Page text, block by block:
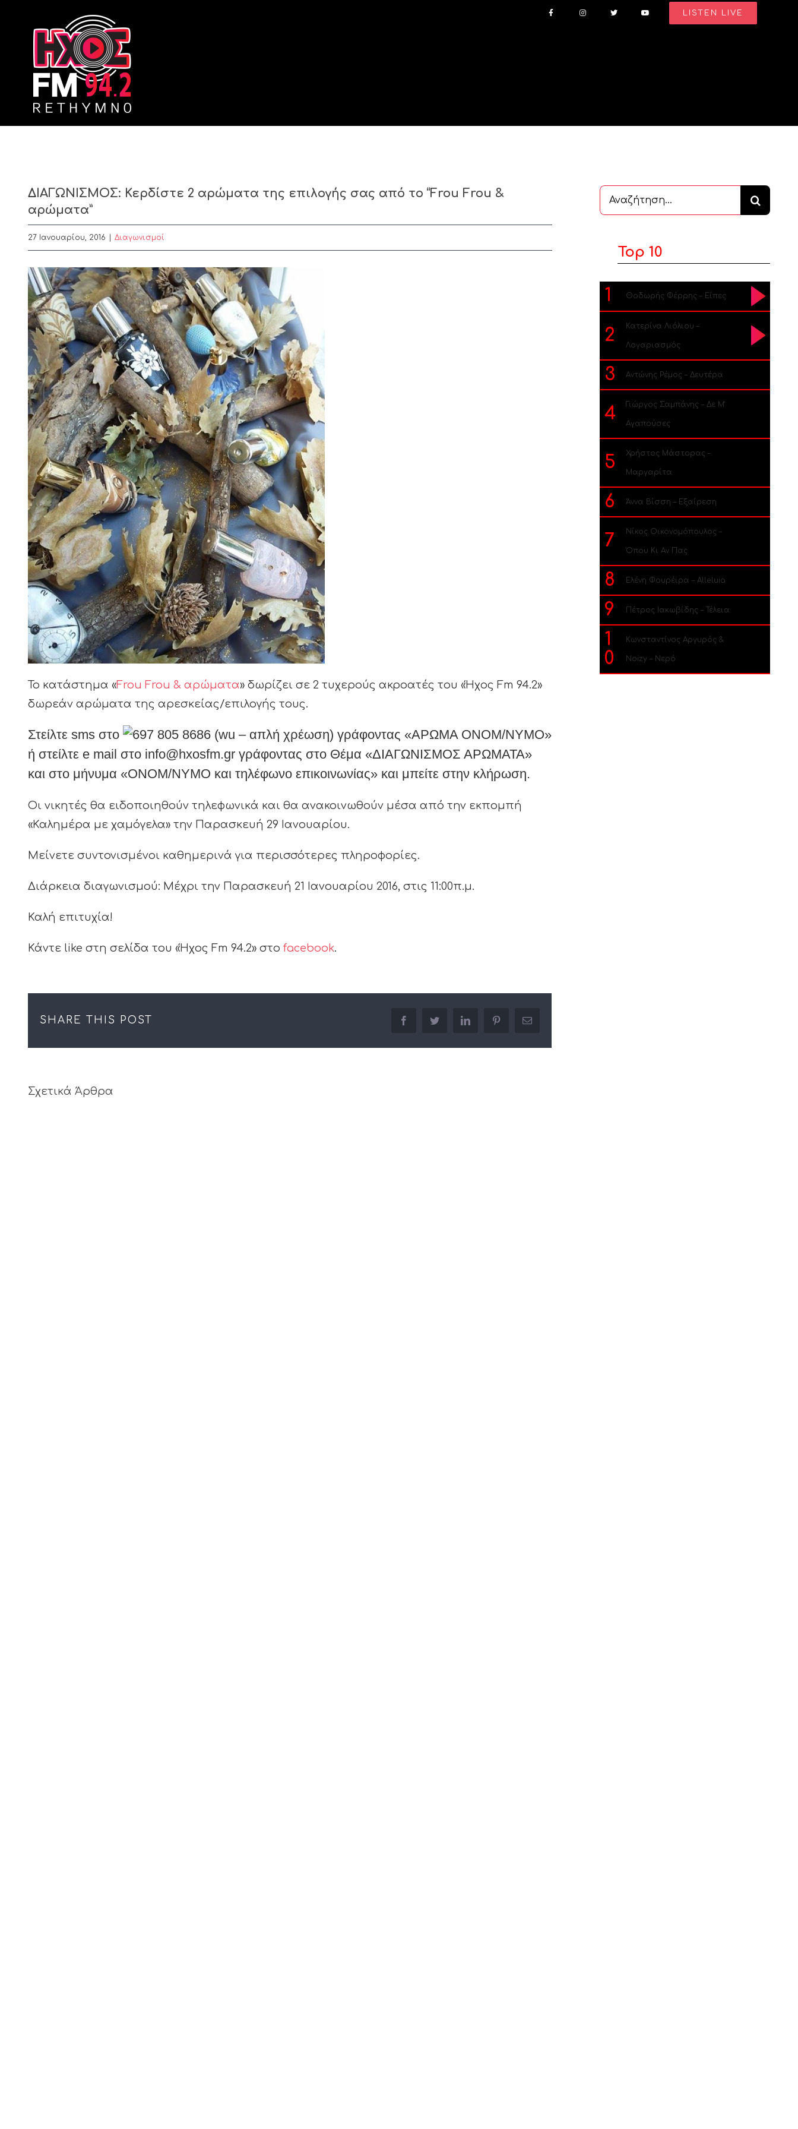
LISTEN LIVE
ΔΙΑΓΩΝΙΣΜΟΣ: Κερδίστε 2 αρώματα της επιλογής σας από το “Frou Frou &
αρώματα”
27 Ιανουαρίου, 2016 Διαγωνισμοί
Το κατάστημα «Frou Frou & αρώματα» δωρίζει σε 2 τυχερούς ακροατές του «Ήχος Fm 94.2»
δωρεάν αρώματα της αρεσκείας/επιλογής τους.
Στείλτε sms στο 697 805 8686 (wu – απλή χρέωση) γράφοντας «ΑΡΩΜΑ ΟΝΟΜ/ΝΥΜΟ»
ή στείλτε e mail στο info@hxosfm.gr γράφοντας στο Θέμα «ΔΙΑΓΩΝΙΣΜΟΣ ΑΡΩΜΑΤΑ»
και στο μήνυμα «ΟΝΟΜ/ΝΥΜΟ και τηλέφωνο επικοινωνίας» και μπείτε στην κλήρωση.
Οι νικητές θα ειδοποιηθούν τηλεφωνικά και θα ανακοινωθούν μέσα από την εκπομπή
«Καλημέρα με χαμόγελα» την Παρασκευή 29 Ιανουαρίου.
Μείνετε συντονισμένοι καθημερινά για περισσότερες πληροφορίες.
Διάρκεια διαγωνισμού: Μέχρι την Παρασκευή 21 Ιανουαρίου 2016, στις 11:00π.μ.
Καλή επιτυχία!
Κάντε like στη σελίδα του «Ήχος Fm 94.2» στο facebook.
SHARE THIS POST facebooktwitter linkedin pinterestEmail
Σχετικά Άρθρα
Αναζήτηση
...
Top 10
1 Θοδωρής Φέρρης – Είπες
2 Κατερίνα Λιόλιου –
Λογαριασμός
3 Αντώνης Ρέμος – Δευτέρα
4 Γιώργος Σαμπάνης – Δε Μ’
Αγαπούσες
5 Χρήστος Μάστορας –
Μαργαρίτα
6 Άννα Βίσση – Εξαίρεση
7 Νίκος Οικονομόπουλος –
Όπου Κι Αν Πας
8 Ελένη Φουρέιρα – Alleluia
9 Πέτρος Ιακωβίδης – Τέλεια
1
0
Κωνσταντίνος Αργυρός &
Noizy – Νερό